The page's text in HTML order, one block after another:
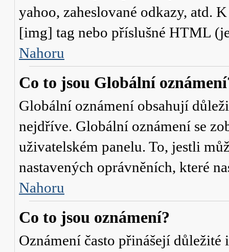
yahoo, zaheslované odkazy, atd.
[img] tag nebo příslušné HTML
Nahoru
Co to jsou Globální
Globální oznámení obsahují
nejdříve. Globální oznámení se
uživatelském panelu. To, jestli
nastavených oprávněních, které
Nahoru
Co to jsou oznámení?
Oznámení často přinášejí